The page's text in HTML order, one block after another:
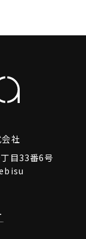
会社
目33番6号